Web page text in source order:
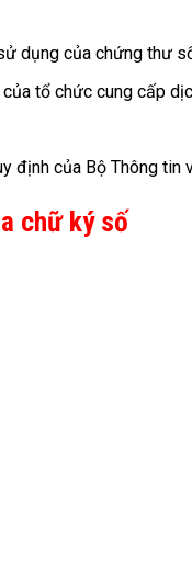
dụng của chứng thư
tổ chức cung cấp
định của Bộ Thông tin
chữ ký số